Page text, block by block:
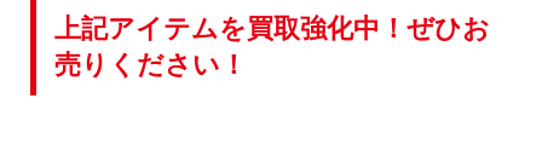
上記アイテムを買取強化中！ぜひお
売りください！